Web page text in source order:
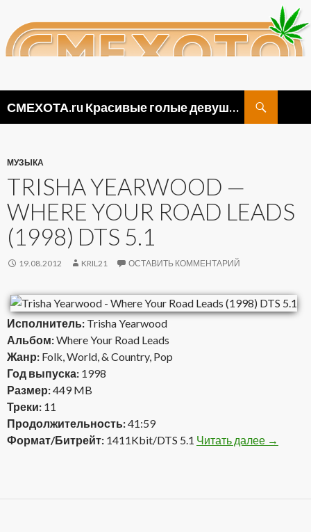
СМЕХОТА.ru Красивые голые девушки, прикольные картинки ню и видео приколы
МУЗЫКА
TRISHA YEARWOOD —
WHERE YOUR ROAD LEADS
(1998) DTS 5.1
19.08.2012 KRIL21 ОСТАВИТЬ КОММЕНТАРИЙ
Исполнитель: Trisha Yearwood
Альбом:Where Your Road Leads
Жанр: Folk, World, & Country, Pop
Год выпуска: 1998
Размер:449 MB
Треки: 11
Продолжительность:41:59
Формат/Битрейт: 1411Kbit/DTS 5.1 Читать далее Trisha
→